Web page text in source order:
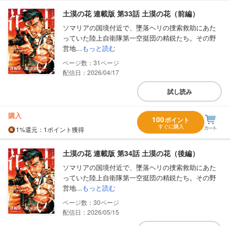
土漠の花 連載版 第33話 土漠の花（前編）
ソマリアの国境付近で、墜落ヘリの捜索救助にあた
っていた陸上自衛隊第一空挺団の精鋭たち。その野
営地...もっと読む
31
配信日：2026/04/17
試し読み
購入
1%還元 ：1ポイント獲得
100ポイント
すぐに購入
土漠の花 連載版 第34話 土漠の花（後編）
ソマリアの国境付近で、墜落ヘリの捜索救助にあた
っていた陸上自衛隊第一空挺団の精鋭たち。その野
営地...もっと読む
30
配信日：2026/05/15